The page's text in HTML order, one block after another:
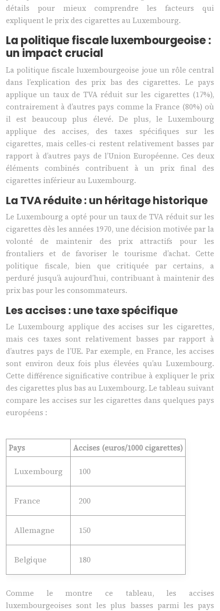
détails pour mieux comprendre les facteurs qui
expliquent le prix des cigarettes au Luxembourg.
La politique fiscale luxembourgeoise :
un impact crucial
La politique fiscale luxembourgeoise joue un rôle central
dans l’explication des prix bas des cigarettes. Le pays
applique un taux de TVA réduit sur les cigarettes (17%),
contrairement à d’autres pays comme la France (80%) où
il est beaucoup plus élevé. De plus, le Luxembourg
applique des accises, des taxes spécifiques sur les
cigarettes, mais celles-ci restent relativement basses par
rapport à d’autres pays de l’Union Européenne. Ces deux
éléments combinés contribuent à un prix final des
cigarettes inférieur au Luxembourg.
La TVA réduite : un héritage historique
Le Luxembourg a opté pour un taux de TVA réduit sur les
cigarettes dès les années 1970, une décision motivée par la
volonté de maintenir des prix attractifs pour les
frontaliers et de favoriser le tourisme d’achat. Cette
politique fiscale, bien que critiquée par certains, a
perduré jusqu’à aujourd’hui, contribuant à maintenir des
prix bas pour les consommateurs.
Les accises : une taxe spécifique
Le Luxembourg applique des accises sur les cigarettes,
mais ces taxes sont relativement basses par rapport à
d’autres pays de l’UE. Par exemple, en France, les accises
sont environ deux fois plus élevées qu’au Luxembourg.
Cette différence significative contribue à expliquer le prix
des cigarettes plus bas au Luxembourg. Le tableau suivant
compare les accises sur les cigarettes dans quelques pays
européens :
Pays Accises (euros/1000 cigarettes)
Luxembourg 100
France 200
Allemagne 150
Belgique 180
Comme le montre ce tableau, les accises
luxembourgeoises sont les plus basses parmi les pays